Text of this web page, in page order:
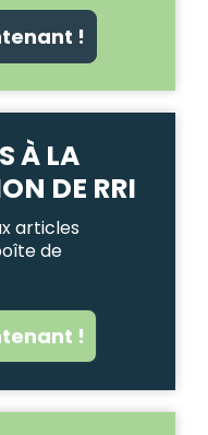
!
À LA
DE RRI
articles
de
!